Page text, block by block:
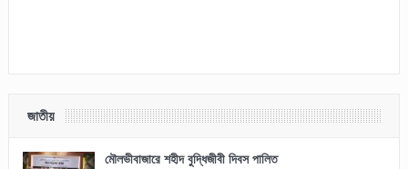
জাতীয়
মৌলভীবাজারে শহীদ বুদ্ধিজীবী দিবস পালিত